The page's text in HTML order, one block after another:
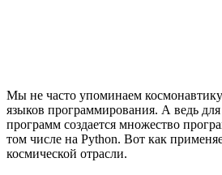
Мы не часто упоминаем
языков программирования. А ведь
программ создается множество
том числе на Python. Вот как
космической отрасли.